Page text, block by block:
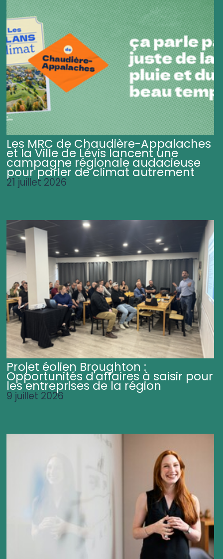
Les MRC de Chaudière-Appalaches
et la Ville de Lévis lancent une
campagne régionale audacieuse
pour parler de climat autrement
21 juillet 2026
Projet éolien Broughton :
Opportunités d'affaires à saisir pour
les entreprises de la région
9 juillet 2026